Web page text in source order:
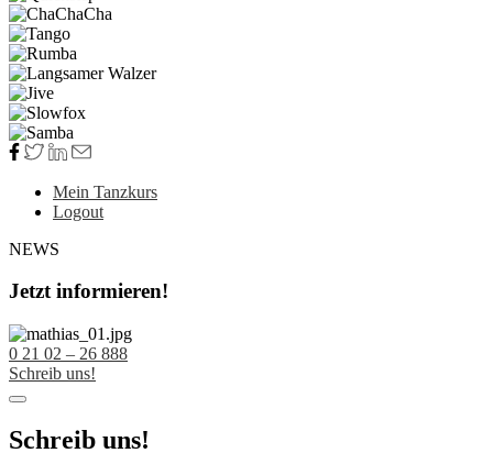
Mein Tanzkurs
Logout
NEWS
Jetzt informieren!
0 21 02 – 26 888
Schreib uns!
Schreib uns!